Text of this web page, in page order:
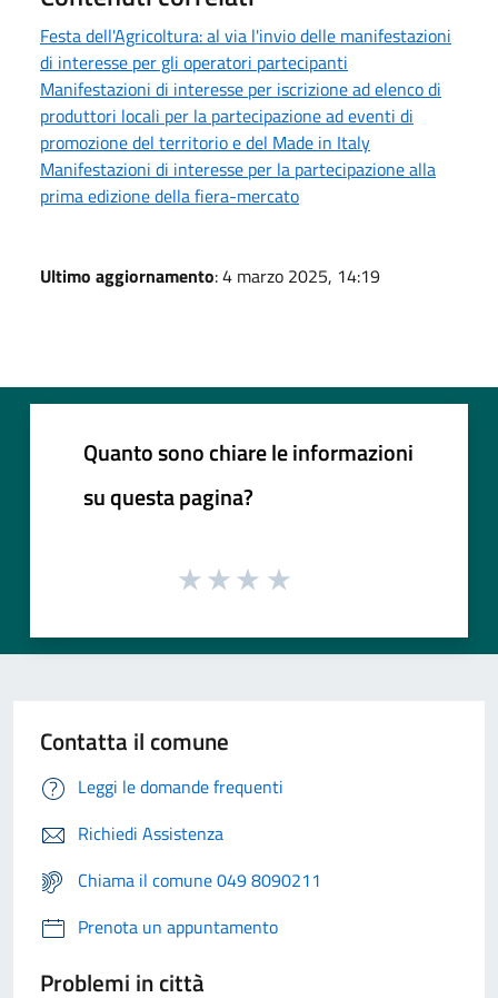
Festa dell'Agricoltura: al via l'invio delle manifestazioni
di interesse per gli operatori partecipanti
Manifestazioni di interesse per iscrizione ad elenco di
produttori locali per la partecipazione ad eventi di
promozione del territorio e del Made in Italy
Manifestazioni di interesse per la partecipazione alla
prima edizione della fiera-mercato
Ultimo aggiornamento: 4 marzo 2025, 14:19
Quanto sono chiare le informazioni
su questa pagina?
Contatta il comune
Leggi le domande frequenti
Richiedi Assistenza
Chiama il comune 049 8090211
Prenota un appuntamento
Problemi in città